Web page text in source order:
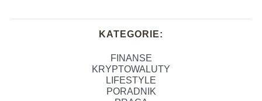
KATEGORIE:
FINANSE
KRYPTOWALUTY
LIFESTYLE
PORADNIK